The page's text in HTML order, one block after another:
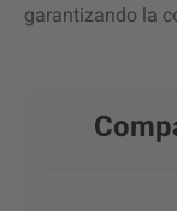
garantizando la